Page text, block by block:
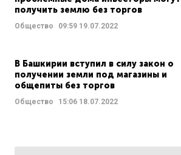
получить землю без торгов
Общество 09:59 19.07.2022
В Башкирии вступил в силу закон о
получении земли под магазины и
общепиты без торгов
Общество 15:06 18.07.2022